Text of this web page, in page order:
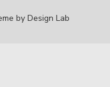
by Design Lab